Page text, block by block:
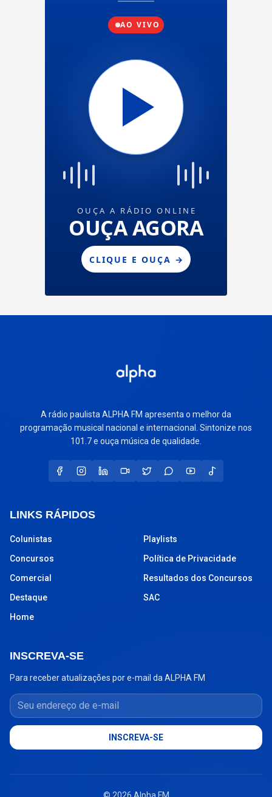
A rádio paulista ALPHA FM apresenta o melhor da
programação musical nacional e internacional. Sintonize nos
101.7 e ouça música de qualidade.
LINKS RÁPIDOS
Colunistas
Concursos
Comercial
Destaque
Home
Playlists
Política de Privacidade
Resultados dos Concursos
SAC
INSCREVA-SE
Para receber atualizações por e-mail da ALPHA FM
Seu endereço de e-mail
INSCREVA-SE
© 2026 Alpha FM